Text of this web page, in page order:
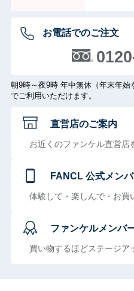
お電話でのご注文
朝9時～夜9時 年中無休（年末年
でご利用いただけます。
直営店のご案内
お近くのファンケル直営店
FANCL 公式メン
体験して・楽しんで・お買
ファンケルメンバ
買い物するほどステージア